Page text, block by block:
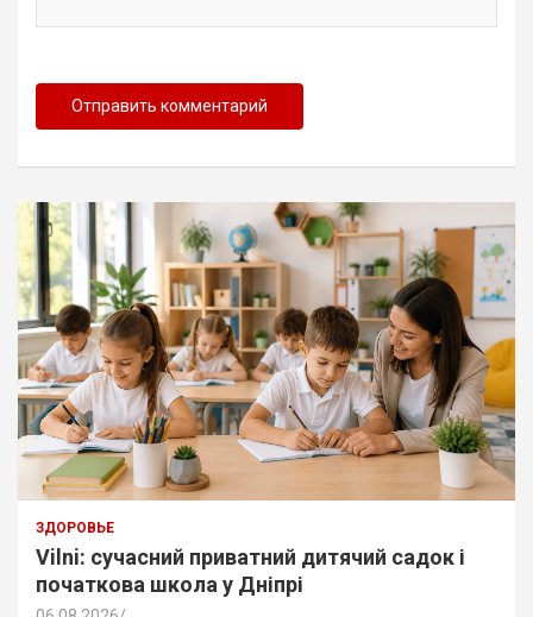
ЗДОРОВЬЕ
Vilni: сучасний приватний дитячий садок і
початкова школа у Дніпрі